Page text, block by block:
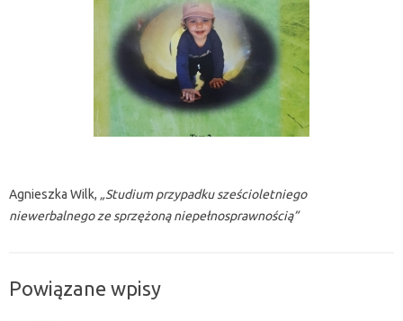
Agnieszka Wilk, „Studium przypadku sześcioletniego
niewerbalnego ze sprzężoną niepełnosprawnością”
Powiązane wpisy